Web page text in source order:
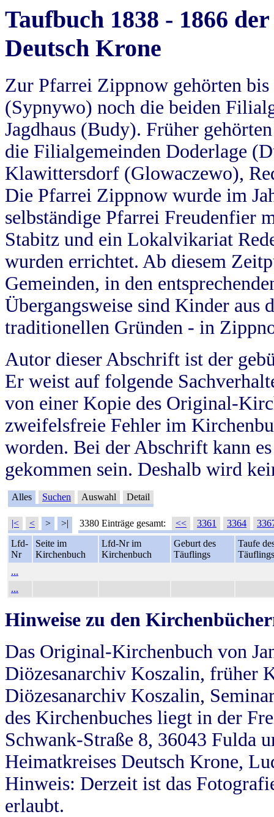
Taufbuch 1838 - 1866
Deutsch Krone
Zur Pfarrei Zippnow gehörten
(Sypnywo) noch die beiden
Jagdhaus (Budy). Früher
die Filialgemeinden Doderlage
Klawittersdorf (Glowaczewo),
Die Pfarrei Zippnow wurde im
selbständige Pfarrei Freudenfier
Stabitz und ein Lokalvikariat
wurden errichtet. Ab diesem
Gemeinden, in den
Übergangsweise sind Kinder aus
traditionellen Gründen - in
Autor dieser Abschrift ist der
Er weist auf folgende
von einer Kopie des Original-
zweifelsfreie Fehler im
worden. Bei der Abschrift kann
gekommen sein. Deshalb wird
Alles Suchen Auswahl Detail
|< < > >| 3380 Einträge gesamt: << 3361 3364
Lfd-
Nr
Seite im
Kirchenbuch
Lfd-Nr im
Kirchenbuch
Geburt des
Täuflings
Taufe
Täuflings
...
...
Hinweise zu den
Das Original-Kirchenbuch von
Diözesanarchiv Koszalin, früher
Diözesanarchiv Koszalin,
des Kirchenbuches liegt in der
Schwank-Straße 8, 36043 Fulda
Heimatkreises Deutsch Krone,
Hinweis: Derzeit ist das
erlaubt.